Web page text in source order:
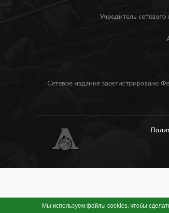
Мы используем файлы cookies, чтобы
Учредитель
Сетевое издание зарегистрировано